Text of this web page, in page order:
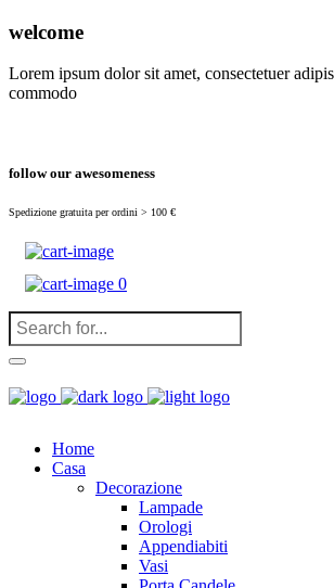
welcome
Lorem ipsum dolor sit amet, consectetuer
commodo
follow our awesomeness
Spedizione gratuita per ordini > 100 €
0
Home
Casa
Decorazione
Lampade
Orologi
Appendiabiti
Vasi